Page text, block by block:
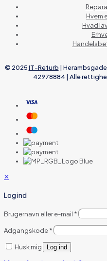
Hvem
Hvad
© 2025IT-Refurb | Herambsgade
42978884 | Alle
✕
Log ind
Brugernavn eller e-mail *
Adgangskode*
Husk mig Log ind